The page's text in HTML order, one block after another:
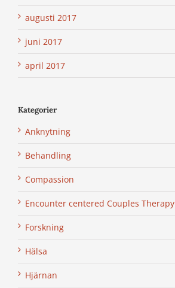
augusti 2017
juni 2017
april 2017
Kategorier
Anknytning
Behandling
Compassion
Encounter centered Couples Therapy
Forskning
Hälsa
Hjärnan